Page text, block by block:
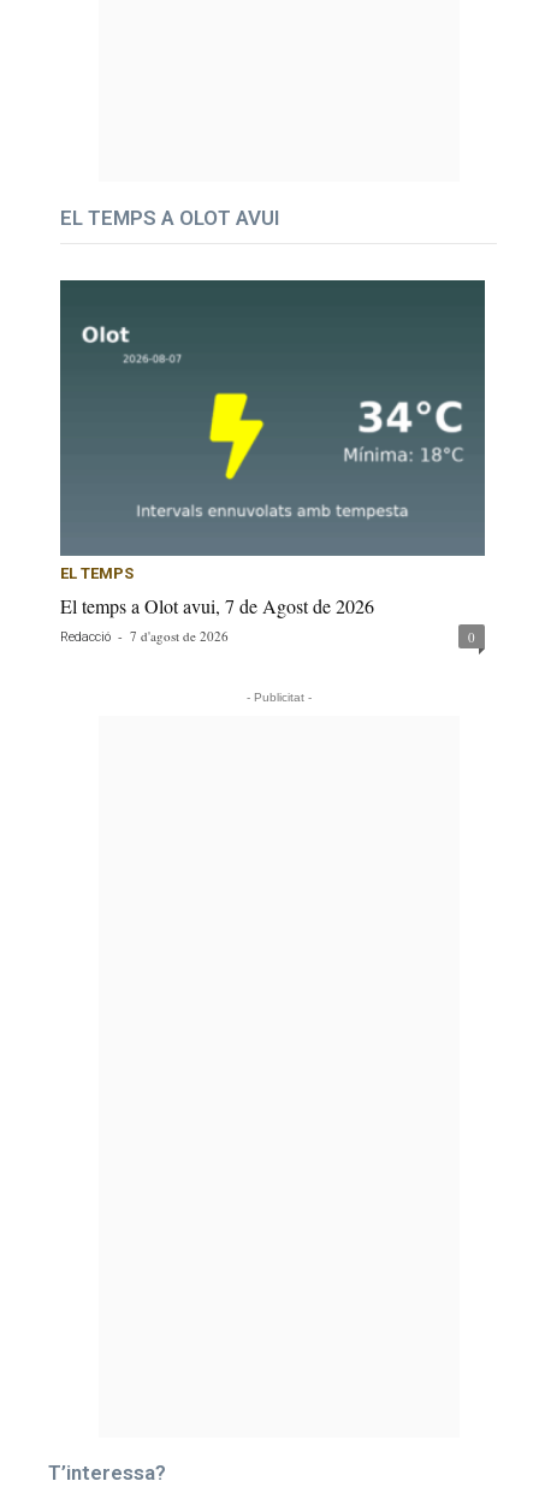
EL TEMPS A OLOT AVUI
EL TEMPS
El temps a Olot avui, 7 de Agost de 2026
Redacció - 7 d'agost de 2026 0
- Publicitat -
T’interessa?